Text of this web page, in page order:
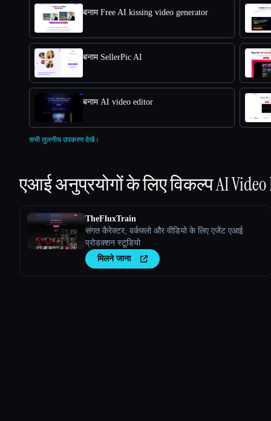
बनाम Free AI kissing video generator
बनाम SellerPic AI
बनाम AI video editor
सभी तुलनीय उपकरण देखें।
एआई अनुप्रयोगों के लिए विकल्पAI Video
TheFluxTrain
संगत कैरेक्टर, वर्कफ़्लो और वीडियो के लिए एजेंट एआई
प्रोडक्शन स्टूडियो
मिलने जाना